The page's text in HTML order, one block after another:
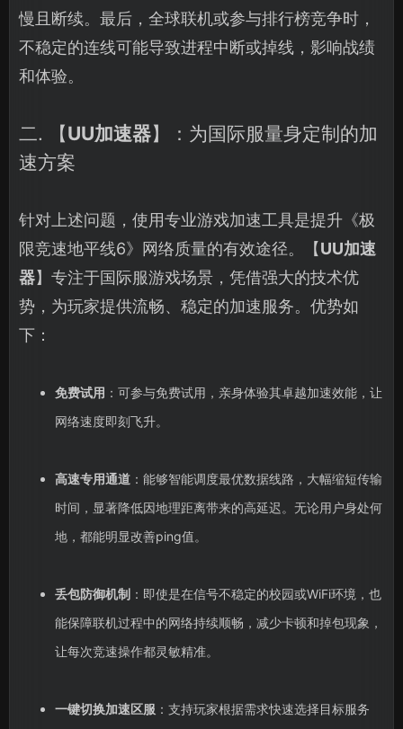
慢且断续。最后，全球联机或参与排行榜竞争时，
不稳定的连线可能导致进程中断或掉线，影响战绩
和体验。
二. 【UU加速器】：为国际服量身定制的加
速方案
针对上述问题，使用专业游戏加速工具是提升《极
限竞速地平线6》网络质量的有效途径。【UU加速
器】专注于国际服游戏场景，凭借强大的技术优
势，为玩家提供流畅、稳定的加速服务。优势如
下：
免费试用 ：可参与免费试用，亲身体验其卓越加速效能，让
网络速度即刻飞升。
高速专用通道：能够智能调度最优数据线路，大幅缩短传输
时间，显著降低因地理距离带来的高延迟。无论用户身处何
地，都能明显改善ping值。
丢包防御机制 ：即使是在信号不稳定的校园或WiFi环境，也
能保障联机过程中的网络持续顺畅，减少卡顿和掉包现象，
让每次竞速操作都灵敏精准。
一键切换加速区服：支持玩家根据需求快速选择目标服务